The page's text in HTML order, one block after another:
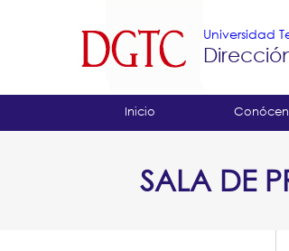
Universidad
Tropical
Principal
Inicio
SALA DE